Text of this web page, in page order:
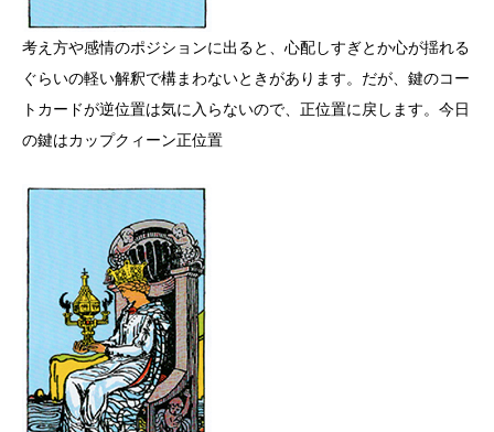
考え方や感情のポジションに出ると、心配しすぎとか心が揺れる
ぐらいの軽い解釈で構まわないときがあります。だが、鍵のコー
トカードが逆位置は気に入らないので、正位置に戻します。今日
の鍵はカップクィーン正位置